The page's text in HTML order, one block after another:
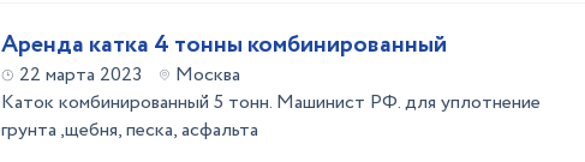
Аренда катка 4 тонны комбинированный
22 марта 2023
Москва
Каток комбинированный 5 тонн. Машинист РФ. для уплотнение
грунта ,щебня, песка, асфальта